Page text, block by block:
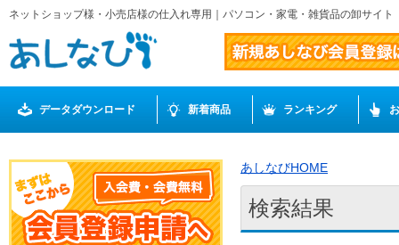
ネットショップ様・小売店様の仕入れ専用｜パソコン・家電・雑貨品の卸サイ
データダウンロード 新着商品 ランキング
あしなびHOME
検索結果